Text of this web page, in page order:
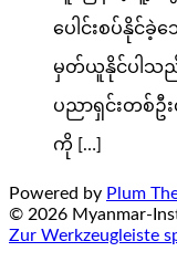
ပေါင်းစပ်နိုင်
မှတ်ယူနိုင်ပါသ
ပညာရှင်းတစ်ဦ
ကို […]
Powered by Plum
© 2026 Myanmar-
Zur Werkzeugleiste